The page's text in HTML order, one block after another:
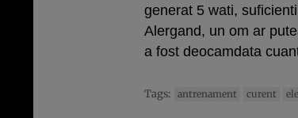
generat 5 wati,
Alergand, un om ar
a fost deocamdata
Tags: antrenament curent